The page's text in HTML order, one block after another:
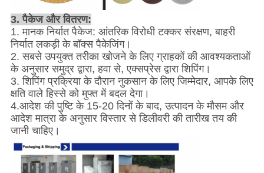
3. पैकेज और वितरण:
1. मानक निर्यात पैकेज: आंतरिक विरोधी टक्कर संरक्षण, बाहरी
निर्यात लकड़ी के बॉक्स पैकेजिंग।
2. सबसे उपयुक्त तरीका खोजने के लिए ग्राहकों की आवश्यकताओं
के अनुसार समुद्र द्वारा, हवा से, एक्सप्रेस द्वारा शिपिंग।
3. शिपिंग प्रक्रिया के दौरान नुकसान के लिए जिम्मेदार, आपके लिए
क्षति वाले हिस्से को मुफ्त में बदल देगा।
4.आदेश की पुष्टि के 15-20 दिनों के बाद, उत्पादन के मौसम और
आदेश मात्रा के अनुसार विस्तार से डिलीवरी की तारीख तय की
जानी चाहिए।